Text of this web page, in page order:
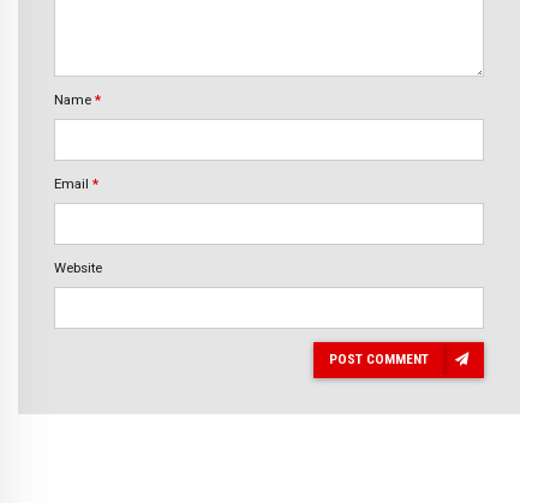
Name *
Email *
Website
POST COMMENT